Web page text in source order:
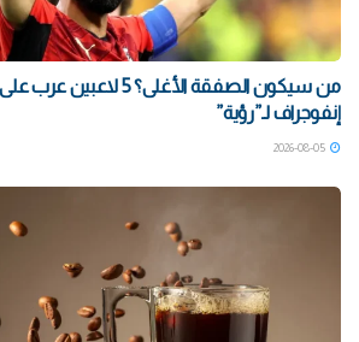
من سيكون الصفقة الأغلى؟ 5
إنفوجراف لـ”رؤية”